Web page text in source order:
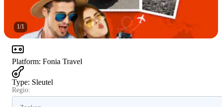
1/1
Platform: Fonia Travel
Type: Sleutel
Regio: